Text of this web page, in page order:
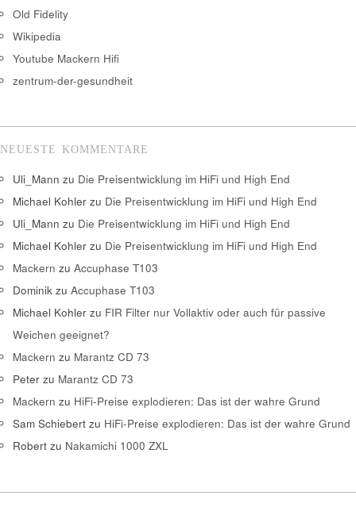
Old Fidelity
Wikipedia
Youtube Mackern Hifi
zentrum-der-gesundheit
NEUESTE KOMMENTARE
Uli_Mann zu Die Preisentwicklung im HiFi und High End
Michael Kohler zu Die Preisentwicklung im HiFi und High End
Uli_Mann zu Die Preisentwicklung im HiFi und High End
Michael Kohler zu Die Preisentwicklung im HiFi und High End
Mackern zu Accuphase T103
Dominik zu Accuphase T103
Michael Kohler zu FIR Filter nur Vollaktiv oder auch für passive
Weichen geeignet?
Mackern zu Marantz CD 73
Peter zu Marantz CD 73
Mackern zu HiFi-Preise explodieren: Das ist der wahre Grund
Sam Schiebert zu HiFi-Preise explodieren: Das ist der wahre Grund
Robert zu Nakamichi 1000 ZXL